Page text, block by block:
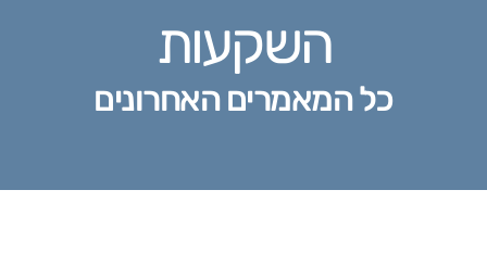
השקעות
כל המאמרים האחרונים